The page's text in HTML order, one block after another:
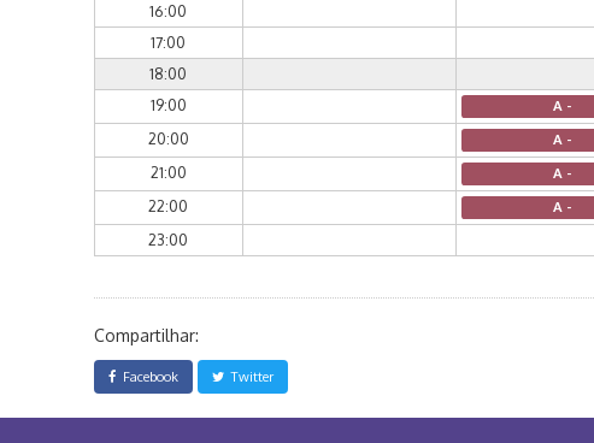
16:00
17:00
18:00
19:00
A -
20:00 A -
21:00 A -
22:00 A -
23:00
Compartilhar:
Facebook Twitter